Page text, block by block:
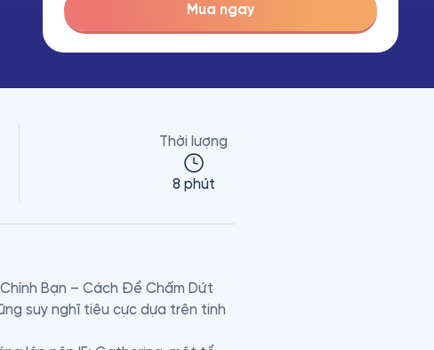
Mua ngay
Thời lượng
8 phút
Bạn – Cách Để Chấm Dứt
suy nghĩ tiêu cực dựa trên tinh